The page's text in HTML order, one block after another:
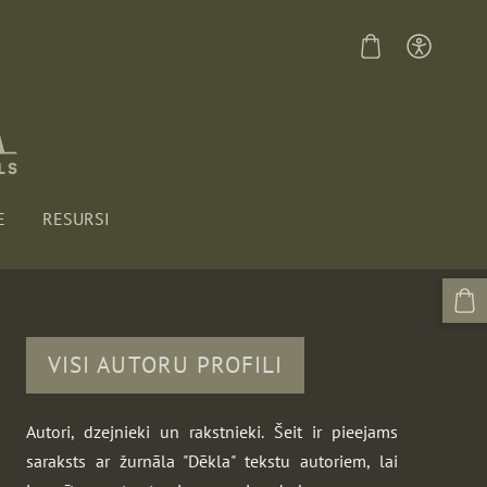
RESURSI
VISI AUTORU PROFILI
Autori, dzejnieki un rakstnieki. Šeit ir pieejams
saraksts ar žurnāla "Dēkla" tekstu autoriem, lai